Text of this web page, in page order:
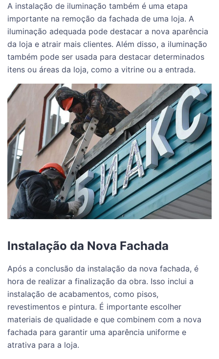
A instalação de iluminação também é uma etapa
importante na remoção da fachada de uma loja. A
iluminação adequada pode destacar a nova aparência
da loja e atrair mais clientes. Além disso, a iluminação
também pode ser usada para destacar determinados
itens ou áreas da loja, como a vitrine ou a entrada.
Instalação da Nova Fachada
Após a conclusão da instalação da nova fachada, é
hora de realizar a finalização da obra. Isso inclui a
instalação de acabamentos, como pisos,
revestimentos e pintura. É importante escolher
materiais de qualidade e que combinem com a nova
fachada para garantir uma aparência uniforme e
atrativa para a loja.